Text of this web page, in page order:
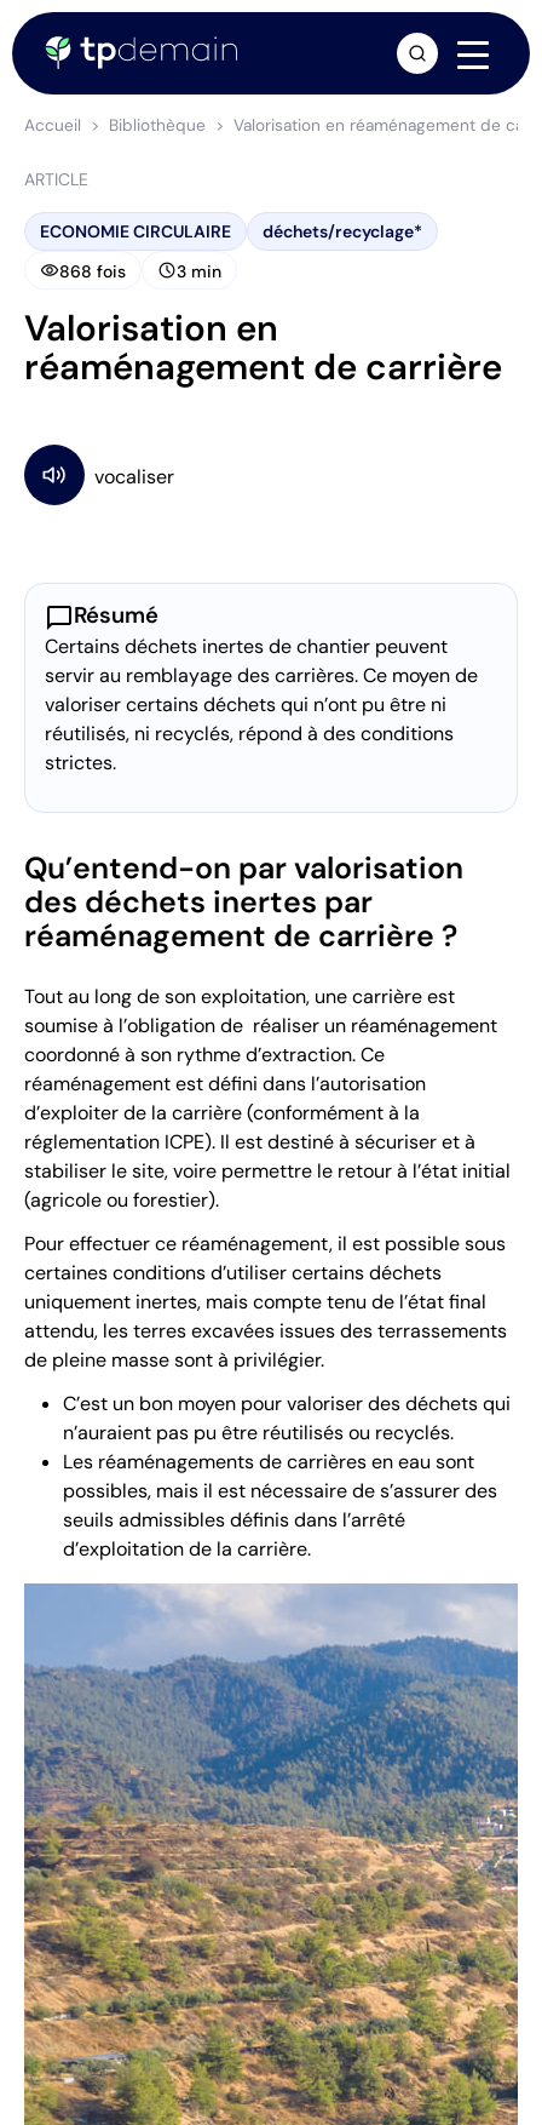
Accueil Bibliothèque Valorisation en réaménagement de
ARTICLE
ECONOMIE CIRCULAIRE déchets/recyclage*
visibility868 fois schedule3 min
Valorisation en
réaménagement de carrière
chat_bubbleRésumé
Certains déchets inertes de chantier peuvent
servir au remblayage des carrières. Ce moyen de
valoriser certains déchets qui n’ont pu être ni
réutilisés, ni recyclés, répond à des conditions
strictes.
Qu’entend-on par valorisation
des déchets inertes par
réaménagement de carrière ?
Tout au long de son exploitation, une carrière est
soumise à l’obligation de réaliser un réaménagement
coordonné à son rythme d’extraction. Ce
réaménagement est défini dans l’autorisation
d’exploiter de la carrière (conformément à la
réglementation ICPE). Il est destiné à sécuriser et à
stabiliser le site, voire permettre le retour à l’état initial
(agricole ou forestier).
Pour effectuer ce réaménagement, il est possible sous
certaines conditions d’utiliser certains déchets
uniquement inertes, mais compte tenu de l’état final
attendu, les terres excavées issues des terrassements
de pleine masse sont à privilégier.
C’est un bon moyen pour valoriser des déchets qui
n’auraient pas pu être réutilisés ou recyclés.
Les réaménagements de carrières en eau sont
possibles, mais il est nécessaire de s’assurer des
seuils admissibles définis dans l’arrêté
d’exploitation de la carrière.
arrow_forward